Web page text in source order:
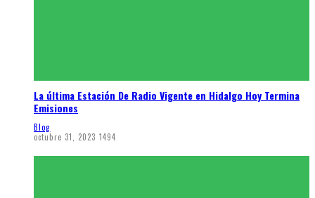
La última Estación De Radio Vigente en Hidalgo Hoy Termina
Emisiones
Blog
octubre 31, 2023 1494